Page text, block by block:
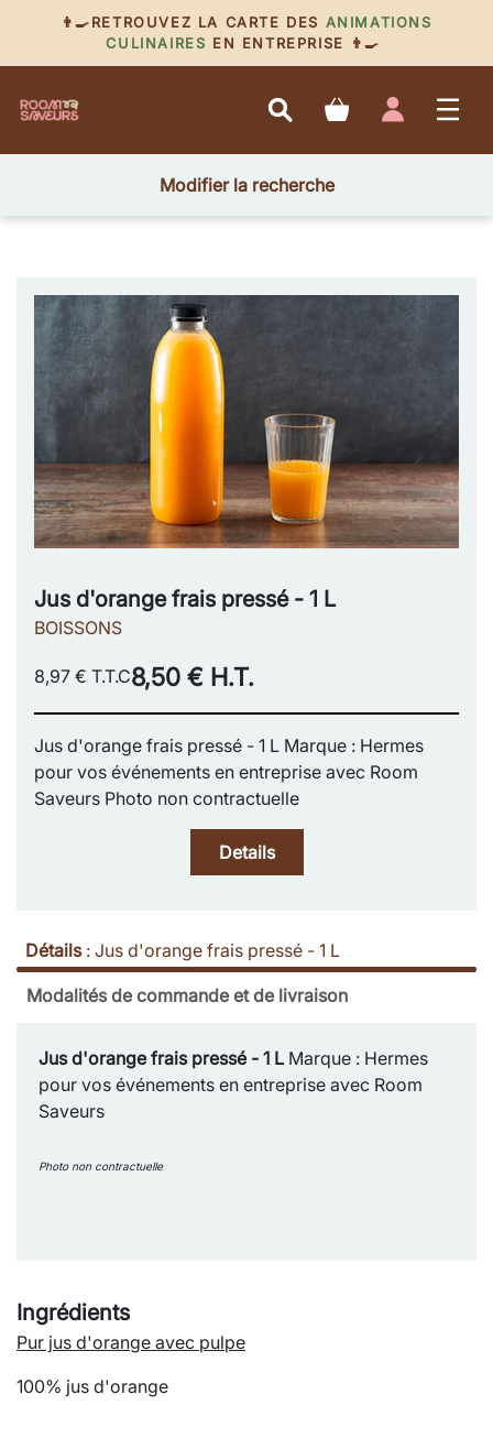
👨‍🍳RETROUVEZ LA CARTE DES ANIMATIONS
CULINAIRES EN ENTREPRISE 👨‍🍳
Modifier la recherche
Jus d'orange frais pressé - 1 L
BOISSONS
8,97 € T.T.C8,50 € H.T.
Jus d'orange frais pressé - 1 L Marque : Hermes
pour vos événements en entreprise avec Room
Saveurs Photo non contractuelle
Details
Détails: Jus d'orange frais pressé - 1 L
Modalités de commande et de livraison
Jus d'orange frais pressé - 1 L Marque : Hermes
pour vos événements en entreprise avec Room
Saveurs
Photo non contractuelle
Ingrédients
Pur jus d'orange avec pulpe
100% jus d'orange